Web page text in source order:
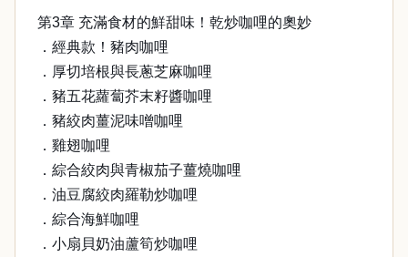
第3章 充滿食材的鮮甜味！乾炒咖哩的奧妙
．經典款！豬肉咖哩
．厚切培根與長蔥芝麻咖哩
．豬五花蘿蔔芥末籽醬咖哩
．豬絞肉薑泥味噌咖哩
．雞翅咖哩
．綜合絞肉與青椒茄子薑燒咖哩
．油豆腐絞肉羅勒炒咖哩
．綜合海鮮咖哩
．小扇貝奶油蘆筍炒咖哩